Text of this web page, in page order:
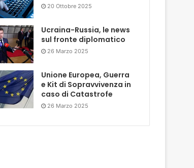
20 Ottobre 2025
Ucraina-Russia, le news
sul fronte diplomatico
26 Marzo 2025
Unione Europea, Guerra
e Kit di Sopravvivenza in
caso di Catastrofe
26 Marzo 2025